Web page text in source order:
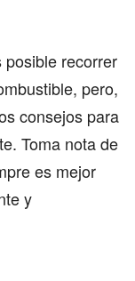
posible recorrer
pero,
consejos para
Toma nota de
es mejor
y